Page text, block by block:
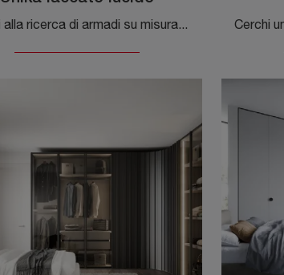
Se sei alla ricerca di armadi su misura con ante battenti, clicca e scopri l'armadio Unika laccato lucido di Novamobili in laccato lucido.